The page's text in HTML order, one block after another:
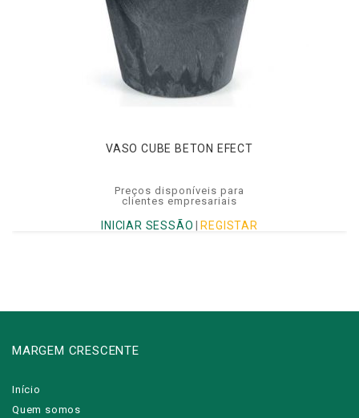
VASO CUBE BETON EFECT
Preços disponíveis para
clientes empresariais
INICIAR SESSÃO REGISTAR
MARGEM CRESCENTE
Início
Quem somos